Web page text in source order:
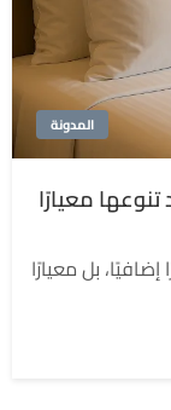
المدونة
معيارًا
بل معيارًا